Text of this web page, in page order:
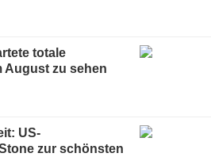
totale
August zu sehen
US-
zur schönsten